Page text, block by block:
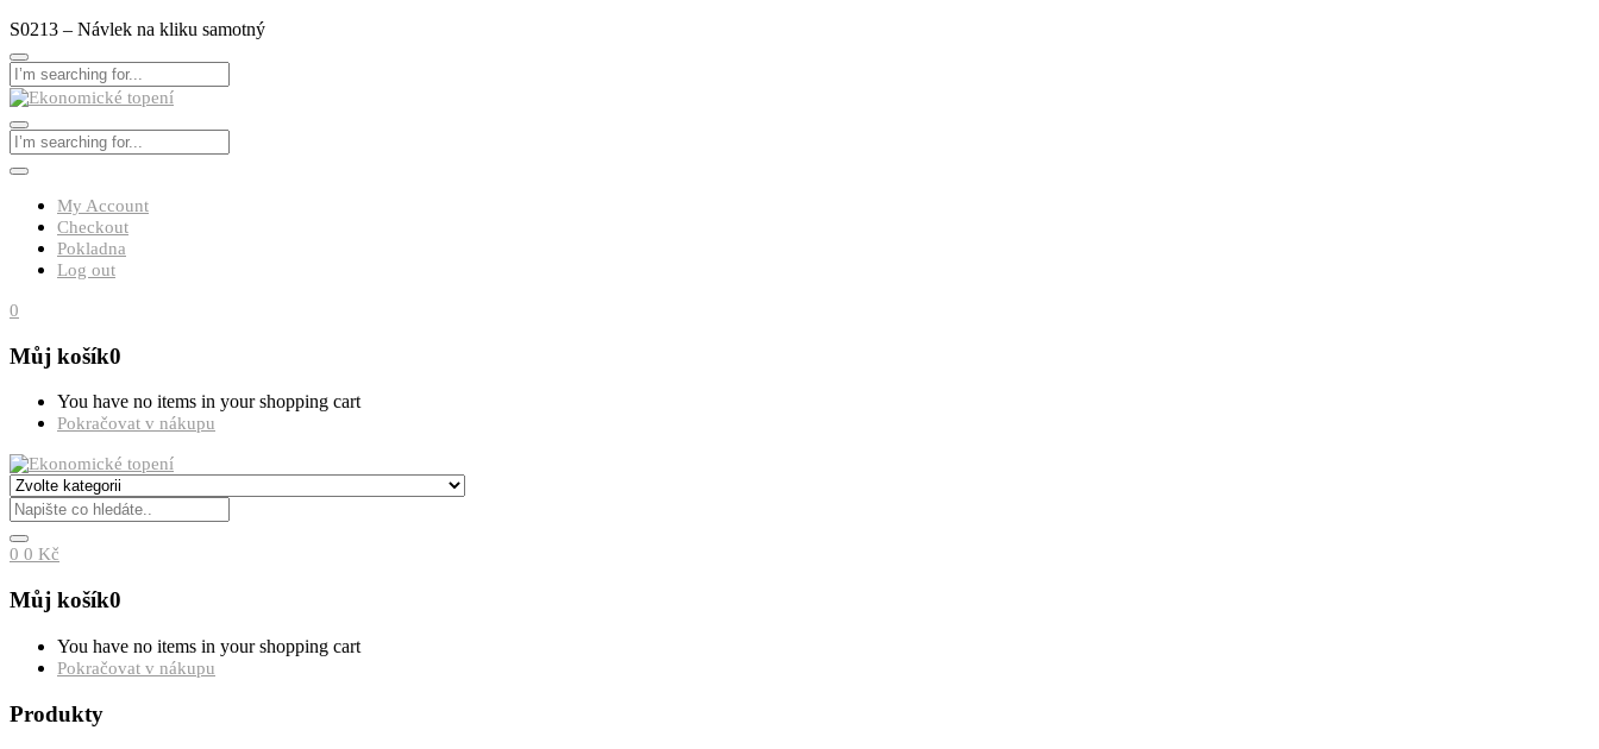
S0213 – Návlek na kliku samotný
My Account
Checkout
Pokladna
Log out
0
Můj košík0
You have no items in your shopping cart
Pokračovat v nákupu
0 0 Kč
Můj košík0
You have no items in your shopping cart
Pokračovat v nákupu
Produkty